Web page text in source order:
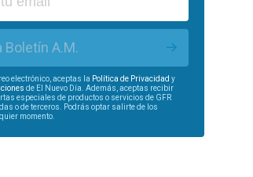
Boletín A.M.
electrónico, aceptas la Política de Privacidad y
de El Nuevo Día. Además, aceptas recibir
especiales de productos o servicios de GFR
o de terceros. Podrás optar salirte de los
momento.